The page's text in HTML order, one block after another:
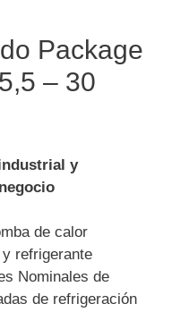
Package
– 30
y
de calor
refrigerante
Nominales de
de refrigeración